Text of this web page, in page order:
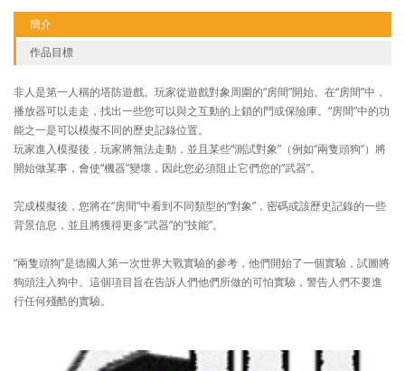
簡介
作品目標
非人是第一人稱的塔防遊戲。玩家從遊戲對象周圍的“房間”開始。在“房間”中，
播放器可以走走，找出一些您可以與之互動的上鎖的門或保險庫。“房間”中的功
能之一是可以模擬不同的歷史記錄位置。
玩家進入模擬後，玩家將無法走動，並且某些“測試對象”（例如“兩隻頭狗”）將
開始做某事，會使“機器”變壞，因此您必須阻止它們您的“武器”。
完成模擬後，您將在“房間”中看到不同類型的“對象”，密碼或該歷史記錄的一些
背景信息，並且將獲得更多“武器”的“技能”。
“兩隻頭狗”是德國人第一次世界大戰實驗的參考，他們開始了一個實驗，試圖將
狗頭注入狗中。這個項目旨在告訴人們他們所做的可怕實驗，警告人們不要進
行任何殘酷的實驗。